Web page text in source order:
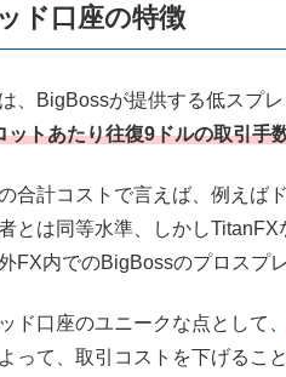
ド口座の特徴
、BigBossが提供する低スプ
ットあたり往復9ドルの取引手
合計コストで言えば、例えば
とは同等水準、しかし
FX内でのBigBossのプロスプ
ド口座のユニークな点として、
って、取引コストを下げるこ